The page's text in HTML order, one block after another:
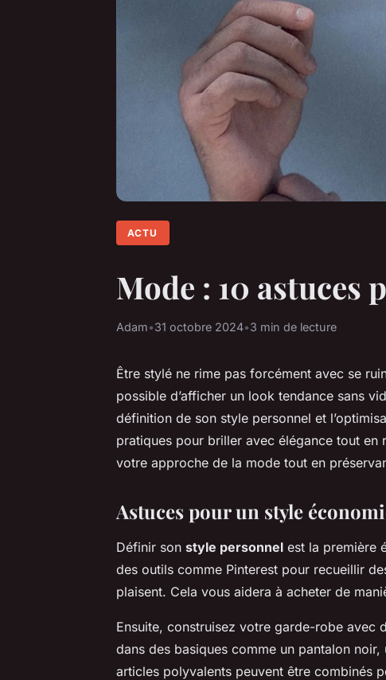
ACTU
Mode : 10 astuces
Adam•31 octobre 2024•3 min de lecture
Être stylé ne rime pas forcément avec se
possible d’afficher un look tendance sans
définition de son style personnel et
pratiques pour briller avec élégance tout
votre approche de la mode tout en
Astuces pour un style
Définir son style personnel est la première
des outils comme Pinterest pour recueillir
plaisent. Cela vous aidera à acheter de
Ensuite, construisez votre garde-robe avec
dans des basiques comme un pantalon
articles polyvalents peuvent être combinés